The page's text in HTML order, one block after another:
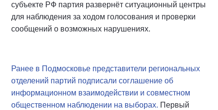
субъекте РФ партия развернёт ситуационный центры
для наблюдения за ходом голосования и проверки
сообщений о возможных нарушениях.
Ранее в Подмосковье представители региональных
отделений партий подписали соглашение об
информационном взаимодействии и совместном
общественном наблюдении на выборах. Первый